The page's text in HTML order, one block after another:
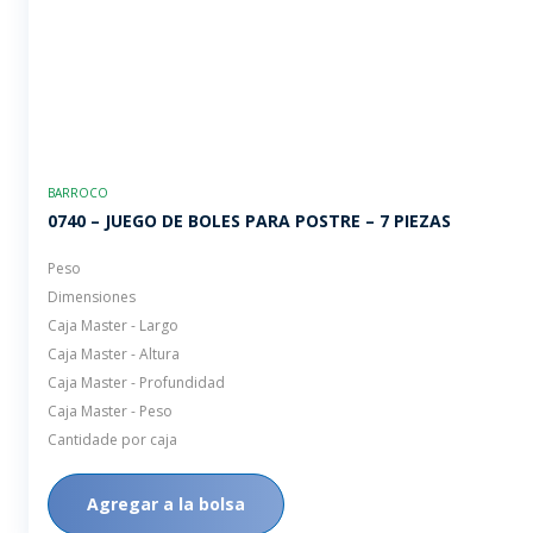
BARROCO
0740 – JUEGO DE BOLES PARA POSTRE – 7 PIEZAS
Peso
Dimensiones
Caja Master - Largo
Caja Master - Altura
Caja Master - Profundidad
Caja Master - Peso
Cantidade por caja
Agregar a la bolsa